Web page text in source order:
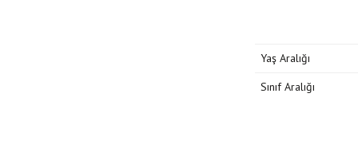
Yaş Aralığı
Sınıf Aralığı